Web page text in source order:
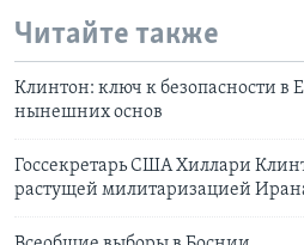
Читайте также
Клинтон: ключ к безопасности в
нынешних основ
Госсекретарь США Хиллари
растущей милитаризацией